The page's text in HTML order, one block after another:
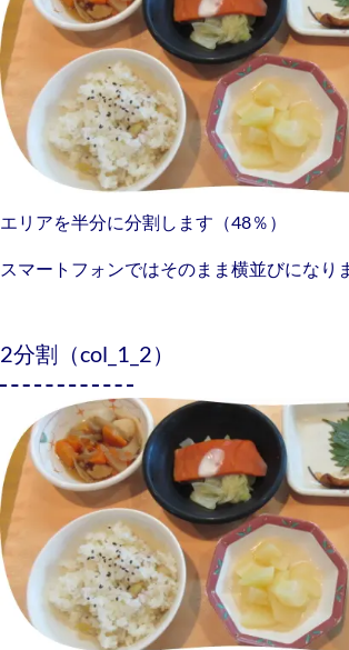
エリアを半分に分割します（48％）
スマートフォンではそのまま横並びになり
2分割（col_1_2）